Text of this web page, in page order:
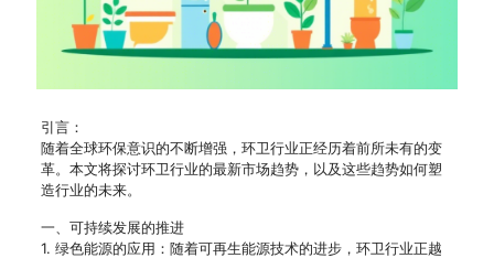
引言：
随着全球环保意识的不断增强，环卫行业正经历着前所未有的变
革。本文将探讨环卫行业的最新市场趋势，以及这些趋势如何塑
造行业的未来。
一、可持续发展的推进
1. 绿色能源的应用：随着可再生能源技术的进步，环卫行业正越